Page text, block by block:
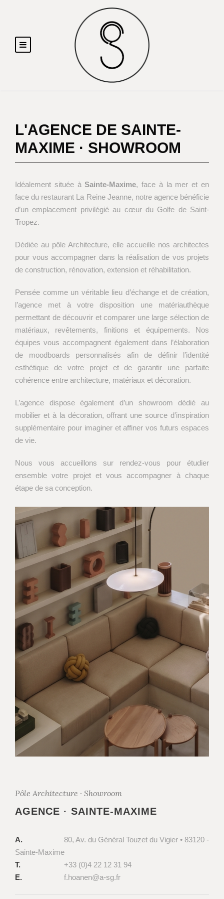
L'AGENCE DE SAINTE-
MAXIME · SHOWROOM
Idéalement située àSainte-Maxime, face à la mer et en
face du restaurant La Reine Jeanne, notre agence bénéficie
d’un emplacement privilégié au cœur du Golfe de Saint-
Tropez.
Dédiée au pôle Architecture, elle accueille nos architectes
pour vous accompagner dans la réalisation de vos projets
de construction, rénovation, extension et réhabilitation.
Pensée comme un véritable lieu d’échange et de création,
l’agence met à votre disposition une matériauthèque
permettant de découvrir et comparer une large sélection de
matériaux, revêtements, finitions et équipements. Nos
équipes vous accompagnent également dans l’élaboration
de moodboards personnalisés afin de définir l’identité
esthétique de votre projet et de garantir une parfaite
cohérence entre architecture, matériaux et décoration.
L’agence dispose également d’un showroom dédié au
mobilier et à la décoration, offrant une source d’inspiration
supplémentaire pour imaginer et affiner vos futurs espaces
de vie.
Nous vous accueillons sur rendez-vous pour étudier
ensemble votre projet et vous accompagner à chaque
étape de sa conception.
Pôle Architecture · Showroom
AGENCE · SAINTE-MAXIME
A.
80, Av. du Général Touzet du Vigier • 83120 -
Sainte-Maxime
T.
+33 (0)4 22 12 31 94
E.
f.hoanen@a-sg.fr